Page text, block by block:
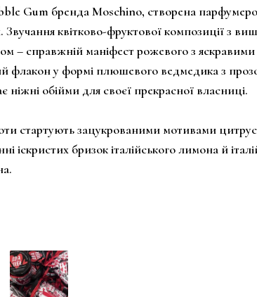
Gum бренда Moschino, створена
Звучання квітково-фруктової композиції з
– справжній маніфест рожевого з
флакон у формі плюшевого ведмедика з
ніжні обійми для своєї прекрасної власниці.
стартують зацукрованими мотивами
іскристих бризок італійського лимона й